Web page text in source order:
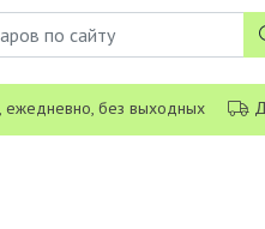
ежедневно, без выходных